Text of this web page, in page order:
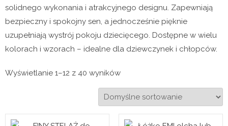
solidnego wykonania i atrakcyjnego designu. Zapewniają
bezpieczny i spokojny sen, a jednocześnie pięknie
uzupełniają wystrój pokoju dziecięcego. Dostępne w wielu
kolorach i wzorach – idealne dla dziewczynek i chłopców.
Wyświetlanie 1–12 z 40 wyników